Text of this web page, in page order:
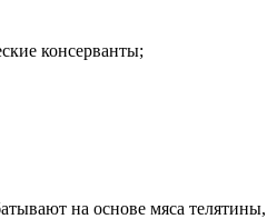
консерванты;
на основе мяса